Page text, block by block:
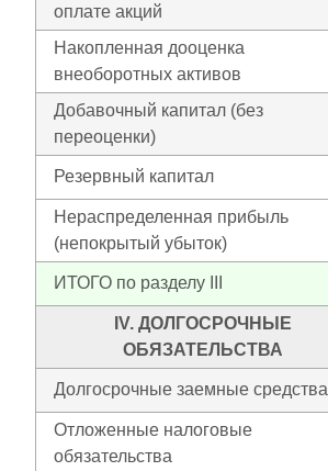
оплате акций
Накопленная дооценка
внеоборотных активов
Добавочный капитал (без
переоценки)
Резервный капитал
Нераспределенная прибыль
(непокрытый убыток)
ИТОГО по разделу III
IV. ДОЛГОСРОЧНЫЕ
ОБЯЗАТЕЛЬСТВА
Долгосрочные заемные средства
Отложенные налоговые
обязательства